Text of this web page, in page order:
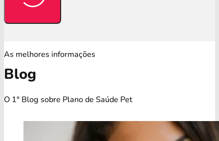
As melhores informações
Blog
O 1° Blog sobre Plano de Saúde Pet